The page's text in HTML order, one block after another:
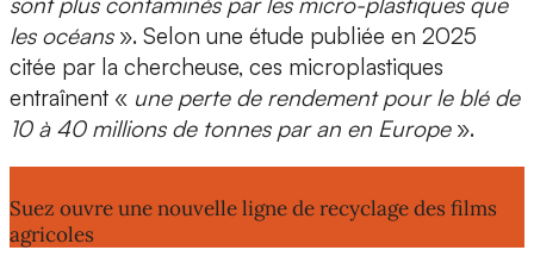
les océans». Selon une étude publiée en 2025
citée par la chercheuse, ces microplastiques
entraînent « une perte de rendementpour le blé de
10 à 40 millions de tonnespar an en Europe».
Suez ouvre une nouvelle ligne de recyclage des films
agricoles